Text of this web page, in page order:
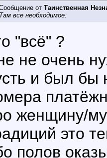
от Таинственная
Там все необходимое.
"всё" ?
не очень
и был бы
женщину/
это
полов